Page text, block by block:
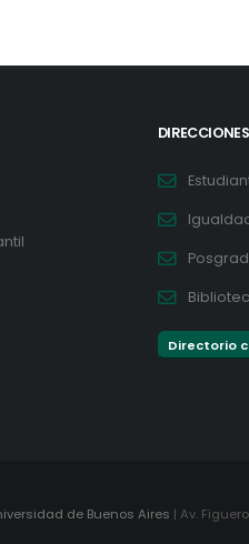
Directorio
de Buenos Aires | Av.